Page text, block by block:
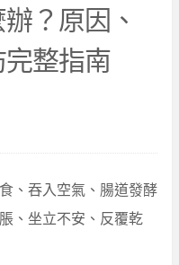
？原因、
整指南
、吞入空氣、腸道發酵
、坐立不安、反覆乾